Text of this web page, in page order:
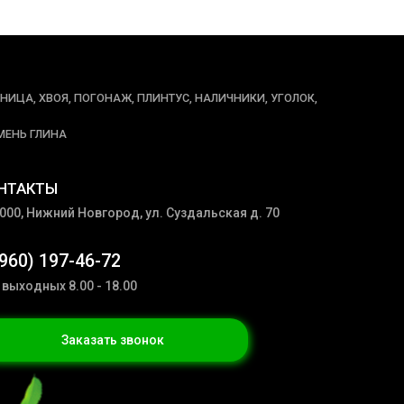
ХВОЯ, ПОГОНАЖ, ПЛИНТУС, НАЛИЧНИКИ, УГОЛОК,
ГЛИНА
Нижний Новгород, ул. Суздальская д. 70
197-46-72
выходных 8.00 - 18.00
Заказать звонок